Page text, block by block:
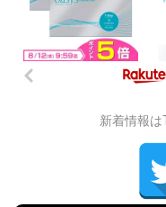
新着情報